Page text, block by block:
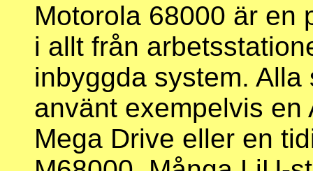
Motorola 68000 är en
i allt från
inbyggda system.
använt exempelvis en
Mega Drive eller en